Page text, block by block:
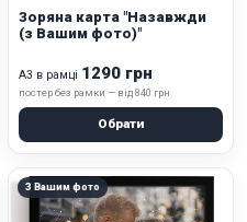
Зоряна карта "Назавжди
(з Вашим фото)"
А3 в рамці 1290 грн
постер без рамки — від 840 грн
Обрати
З Вашим фото